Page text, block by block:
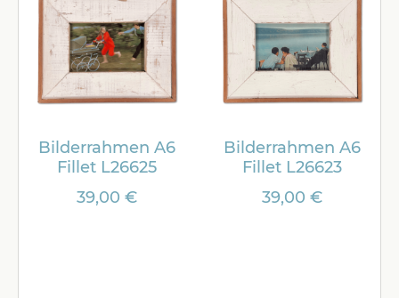
Bilderrahmen A6
Fillet L26625
39,00 €
Bilderrahmen A6
Fillet L26623
39,00 €